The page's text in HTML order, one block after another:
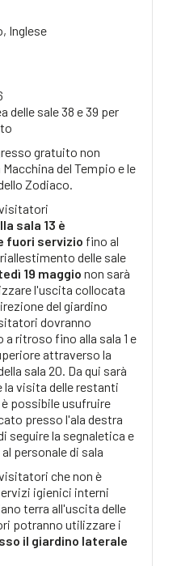
Inglese
delle sale 38 e 39 per
gratuito non
del Tempio e le
Zodiaco.
sala 13 è
fuori servizio fino al
delle sale
19 maggio non sarà
l'uscita collocata
del giardino
dovranno
ritroso fino alla sala 1 e
attraverso la
sala 20. Da qui sarà
visita delle restanti
possibile usufruire
presso l'ala destra
seguire la segnaletica e
personale di sala
che non è
igienici interni
terra all'uscita delle
potranno utilizzare i
il giardino laterale